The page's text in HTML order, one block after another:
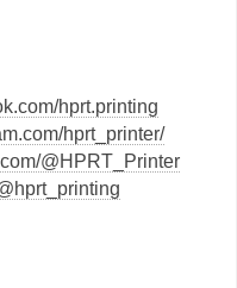
hprt.printing
hprt_printer/
@HPRT_Printer